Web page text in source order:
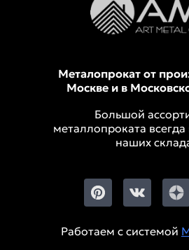
Металопрокат от
Москве и в
Большой
металлопроката
наших
Работаем с системой